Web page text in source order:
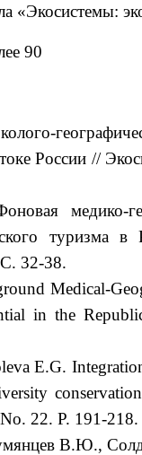
«Экосистемы:
90
России //
медико-
туризма
32-38.
Medical-
in the
E.G.
22. P. 191-218.
В.Ю.,